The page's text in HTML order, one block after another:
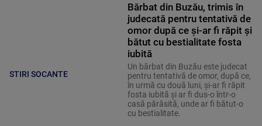
STIRI SOCANTE
Bărbat din Buzău, trimis în
judecată pentru tentativă de
omor după ce și-ar fi răpit și
bătut cu bestialitate fosta
iubită
Un bărbat din Buzău este judecat
pentru tentativă de omor, după ce,
în urmă cu două luni, și-ar fi răpit
fosta iubită și ar fi dus-o într-o
casă părăsită, unde ar fi bătut-o
cu bestialitate.